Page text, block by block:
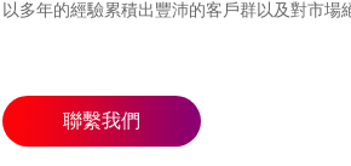
以多年的經驗累積出豐沛的客戶群以及對市場
聯繫我們